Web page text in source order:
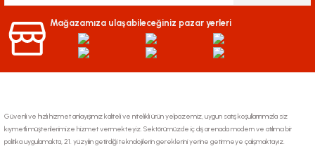
Ürün fiyatı diğer sitelerden daha pahalı.
Bu ürüne benzer farklı alternatifler olmalı.
Gönder
Mağazamıza ulaşabileceğiniz pazar yerleri
Güvenli ve hızlı hizmet anlayışımız kaliteli ve nitelikli ürün yelpazemiz, uygun satış koşullarınmızla siz
kıymetli müşterilerimize hizmet vermekteyiz. Sektörümüzde iç dış arenada modern ve atılımcı bir
politika uygulamakta, 21. yüzyılın getirdiği teknolojilerin gereklerini yerine getirmeye çalışmaktayız.